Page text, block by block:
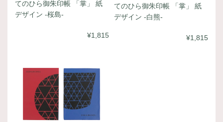
てのひら御朱印帳 「掌」 紙
デザイン -桜島-
¥1,815
てのひら御朱印帳 「掌」 紙
デザイン -白熊-
¥1,815